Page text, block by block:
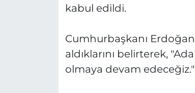
kabul edildi.
Cumhurbaşkanı
aldıklarını belirterek,
olmaya devam